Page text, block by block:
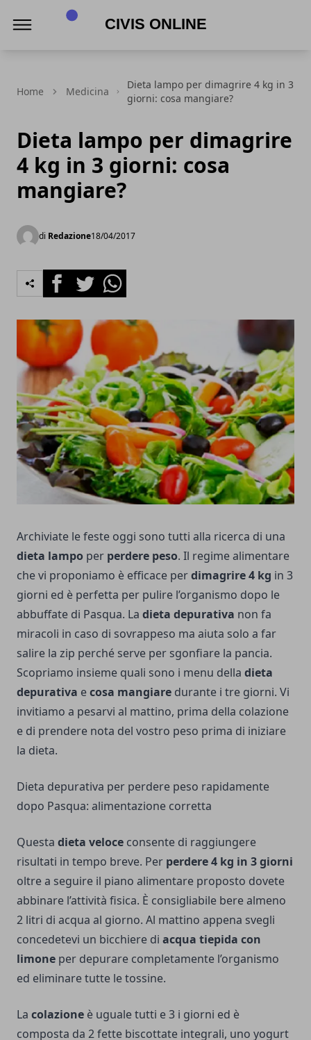
Home Medicina
Dieta lampo per dimagrire 4 kg in 3
giorni: cosa mangiare?
Dieta lampo per dimagrire
4 kg in 3 giorni: cosa
mangiare?
di Redazione18/04/2017
FacebookTwitterWhatsapp
Archiviate le feste oggi sono tutti alla ricerca di una
dieta lampo per perdere peso. Il regime alimentare
che vi proponiamo è efficace perdimagrire 4 kg in 3
giorni ed è perfetta per pulire l’organismo dopo le
abbuffate di Pasqua. La dieta depurativa non fa
miracoli in caso di sovrappeso ma aiuta solo a far
salire la zip perché serve per sgonfiare la pancia.
Scopriamo insieme quali sono i menu della dieta
depurativa ecosa mangiare durante i tre giorni. Vi
invitiamo a pesarvi al mattino, prima della colazione
e di prendere nota del vostro peso prima di iniziare
la dieta.
Dieta depurativa per perdere peso rapidamente
dopo Pasqua: alimentazione corretta
Questa dieta veloce consente di raggiungere
risultati in tempo breve. Per perdere 4 kg in 3 giorni
oltre a seguire il piano alimentare proposto dovete
abbinare l’attività fisica. È consigliabile bere almeno
2 litri di acqua al giorno. Al mattino appena svegli
concedetevi un bicchiere di acqua tiepida con
limone per depurare completamente l’organismo
ed eliminare tutte le tossine.
La colazione è uguale tutti e 3 i giorni ed è
composta da 2 fette biscottate integrali, uno yogurt